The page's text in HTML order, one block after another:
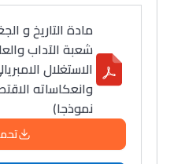
مادة التاريخ و
شعبة الآداب
الاستغلال
وانعكاساته
نموذجا)